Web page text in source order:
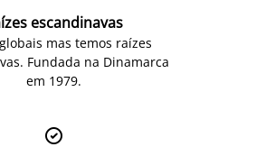
escandinavas
mas temos raízes
Fundada na Dinamarca
em 1979.
